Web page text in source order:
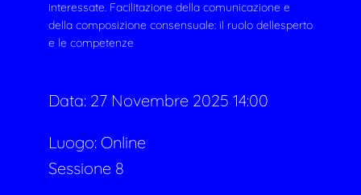
interessate. Facilitazione della comunicazione e
della composizione consensuale: il ruolo dellesperto
e le competenze
Data: 27 Novembre 2025 14:00
Luogo: Online
Sessione 8